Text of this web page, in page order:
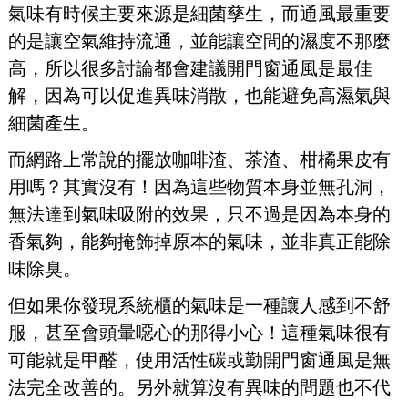
氣味有時候主要來源是細菌孳生，而通風最重要
的是讓空氣維持流通，並能讓空間的濕度不那麼
高，所以很多討論都會建議開門窗通風是最佳
解，因為可以促進異味消散，也能避免高濕氣與
細菌產生。
而網路上常說的擺放咖啡渣、茶渣、柑橘果皮有
用嗎？其實沒有！因為這些物質本身並無孔洞，
無法達到氣味吸附的效果，只不過是因為本身的
香氣夠，能夠掩飾掉原本的氣味，並非真正能除
味除臭。
但如果你發現系統櫃的氣味是一種讓人感到不舒
服，甚至會頭暈噁心的那得小心！這種氣味很有
可能就是甲醛，使用活性碳或勤開門窗通風是無
法完全改善的。另外就算沒有異味的問題也不代